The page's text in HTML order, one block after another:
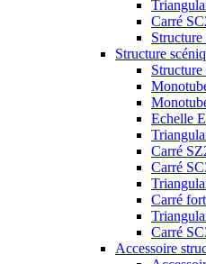
Carré
Structure
Structure
Echelle
Carré
Carré
Carré
Carré
Accessoire